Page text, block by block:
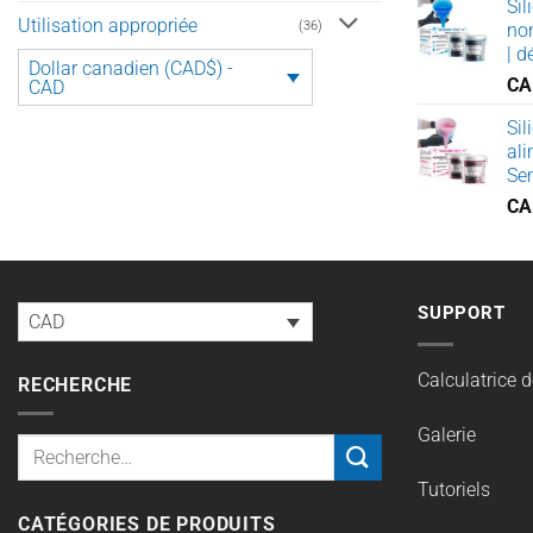
Utilisation appropriée (36)
Dollar canadien (CAD$) -
CAD
|
CAD
RECHERCHE
Recherche
CATÉGORIES DE PRODUITS
SUPPORT
Calculatrice
Galerie
Tutoriels